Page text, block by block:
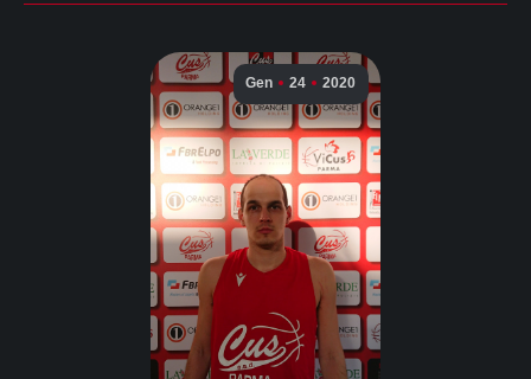
Gen 24 2020